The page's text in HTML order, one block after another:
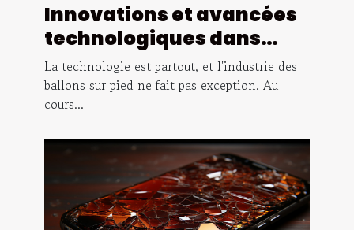
Innovations et avancées
technologiques dans
l'industrie des ballons sur
pied
La technologie est partout, et l'industrie des
ballons sur pied ne fait pas exception. Au
cours...